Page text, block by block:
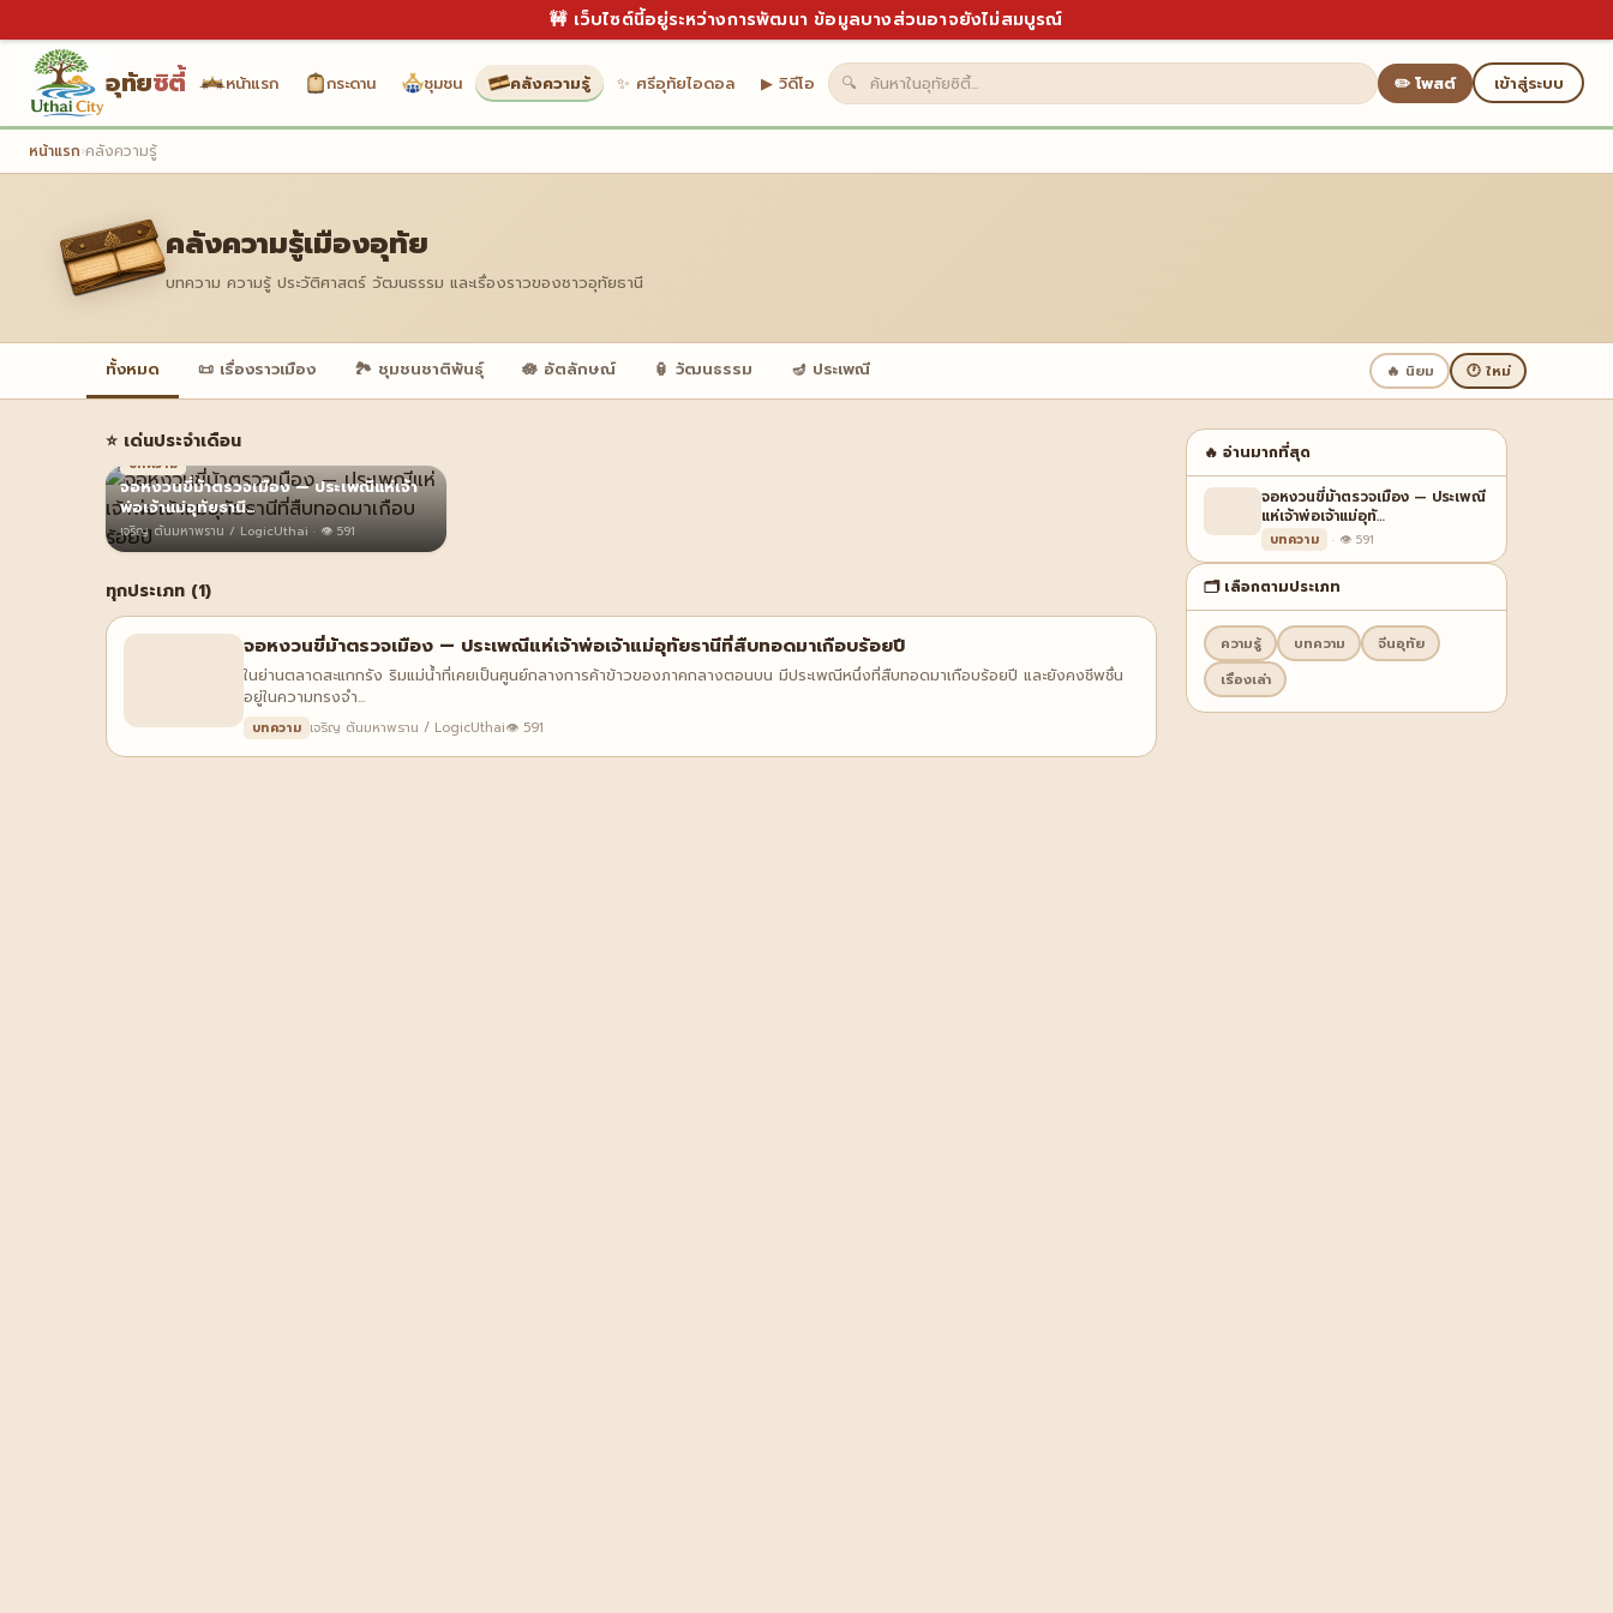
🚧 เว็บไซต์นี้อยู่ระหว่างการพัฒนา ข้อมูลบางส่วนอาจยังไม่สมบูรณ์
อุทัยซิตี้ หน้าแรก กระดาน ชุมชน คลังความรู้ ✨ ศรีอุทัยไอดอล ▶ วิดีโอ 🔍 ✏️ โพสต์ เข้าสู่ระบบ
หน้าแรก›คลังความรู้
คลังความรู้เมืองอุทัย
บทความ ความรู้ ประวัติศาสตร์ วัฒนธรรม และเรื่องราวของชาวอุทัยธานี
ทั้งหมด 📜 เรื่องราวเมือง 🏞️ ชุมชนชาติพันธุ์ 🪷 อัตลักษณ์ 🏮 วัฒนธรรม 🪔 ประเพณี 🔥 นิยม 🕐 ใหม่
⭐ เด่นประจำเดือน
บทความ
จอหงวนขี่ม้าตรวจเมือง — ประเพณีแห่เจ้า
พ่อเจ้าแม่อุทัยธานี…
เจริญ ตันมหาพราน / LogicUthai · 👁 591
ทุกประเภท (1)
จอหงวนขี่ม้าตรวจเมือง — ประเพณีแห่เจ้าพ่อเจ้าแม่อุทัยธานีที่สืบทอดมาเกือบร้อยปี
ในย่านตลาดสะแกกรัง ริมแม่น้ำที่เคยเป็นศูนย์กลางการค้าข้าวของภาคกลางตอนบน มีประเพณีหนึ่งที่สืบทอดมาเกือบร้อยปี และยังคงชีพชื่น
อยู่ในความทรงจำ...
บทความ เจริญ ตันมหาพราน / LogicUthai👁 591
🔥 อ่านมากที่สุด
จอหงวนขี่ม้าตรวจเมือง — ประเพณี
แห่เจ้าพ่อเจ้าแม่อุทั…
บทความ · 👁 591
🗂️ เลือกตามประเภท
ความรู้ บทความ
จีนอุทัย
เรื่องเล่า